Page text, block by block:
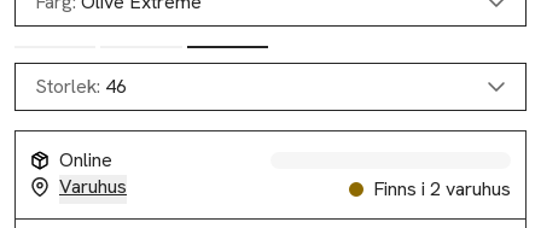
Storlek: 46
Online
Varuhus
Finns i 2 varuhus